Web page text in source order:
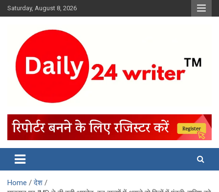
Skip
to
Saturday, August 8, 2026
Home
देश